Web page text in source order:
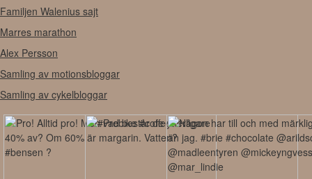
Familjen Walenius sajt
Marres marathon
Alex Persson
Samling av motionsbloggar
Samling av cykelbloggar